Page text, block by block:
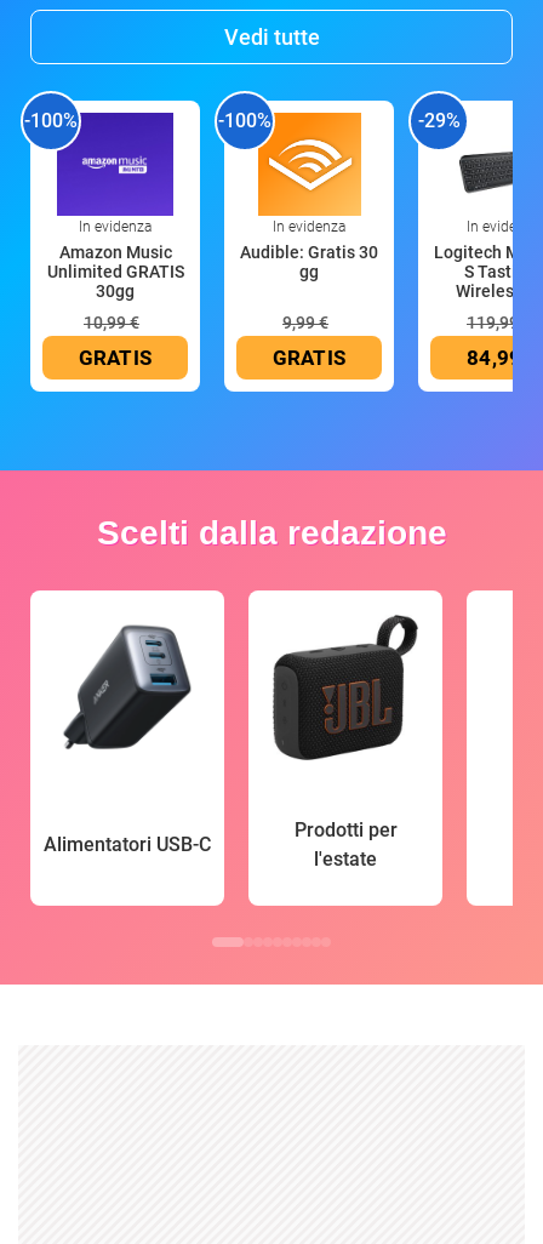
Vedi tutte
-100%
In evidenza
Amazon Music
Unlimited GRATIS
30gg
10,99 €
GRATIS
-100%
In evidenza
Audible: Gratis 30
gg
9,99 €
GRATIS
-29%
In evidenza
Logitech MX
S Tastiera
Wireless
119,99 €
84,99 €
Scelti dalla redazione
Alimentatori USB-C
Prodotti per
l'estate